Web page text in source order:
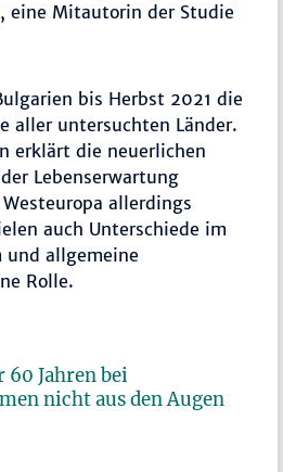
eine Mitautorin der Studie
bis Herbst 2021 die
aller untersuchten Länder.
erklärt die neuerlichen
Lebenserwartung
allerdings
auch Unterschiede im
und allgemeine
Rolle.
Jahren bei
nicht aus den Augen